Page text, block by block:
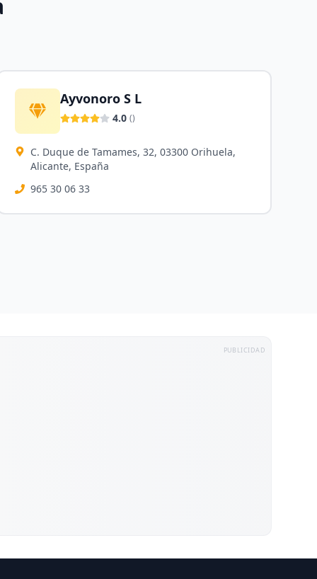
Ayvonoro S L
4.0 ()
C. Duque de Tamames, 32, 03300 Orihuela,
Alicante, España
965 30 06 33
PUBLICIDAD